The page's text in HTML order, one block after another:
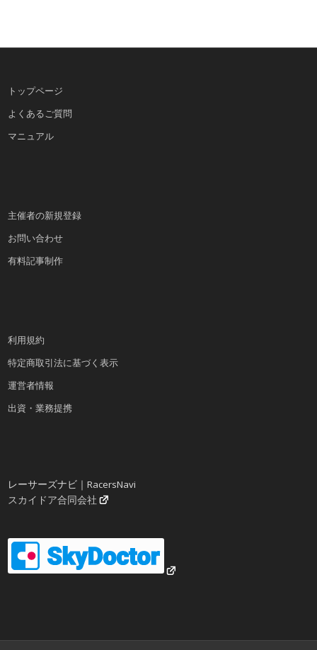
トップページ
よくあるご質問
マニュアル
主催者の新規登録
お問い合わせ
有料記事制作
利用規約
特定商取引法に基づく表示
運営者情報
出資・業務提携
レーサーズナビ｜RacersNavi
スカイドア合同会社